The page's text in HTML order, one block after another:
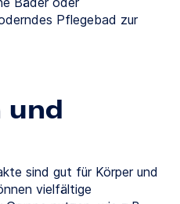
Pflegebad zur
sind gut für Körper und
vielfältige